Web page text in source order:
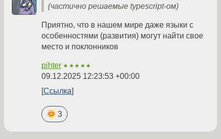
(частично решаемые typescript-ом)
Приятно, что в нашем мире даже языки с
особенностями (развития) могут найти свое
место и поклонников
pihter ★★★★★
09.12.2025 12:23:53 +00:00
Ссылка
3